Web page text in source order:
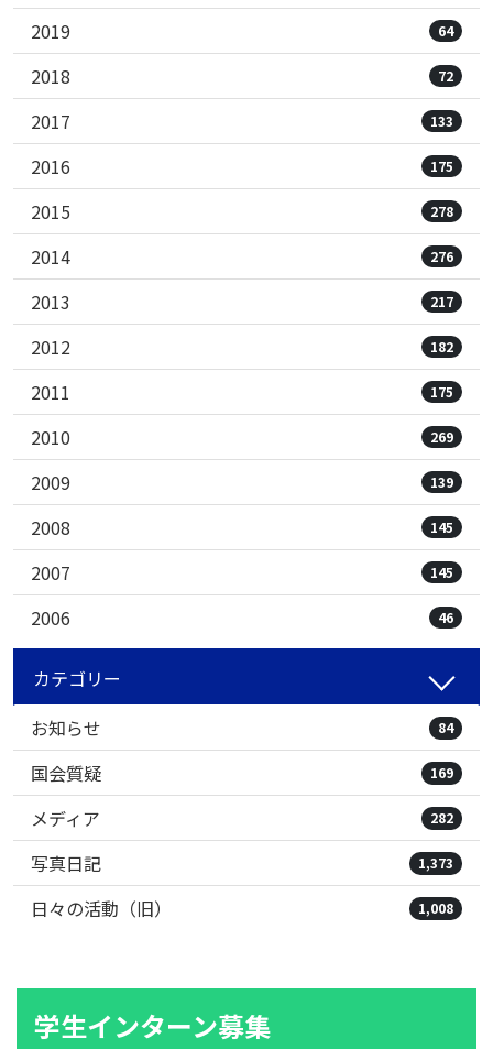
2019 64
2018 72
2017 133
2016 175
2015 278
2014 276
2013 217
2012 182
2011 175
2010 269
2009 139
2008 145
2007 145
2006 46
カテゴリー
お知らせ
84
国会質疑 169
メディア 282
写真日記 1,373
日々の活動（旧） 1,008
学生インターン募集